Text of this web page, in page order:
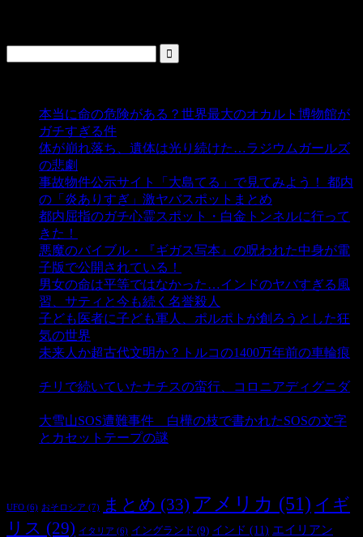
本当に命の危険がある？世界最大のオカルト博物館が
ガチすぎる件
体が崩れ落ち、遺体は光り続けた…ラジウムガールズ
の悲劇
事故物件公示サイト「大島てる」で見てみよう！ 都内
の「炎ありすぎ」激ヤバスポットまとめ
都内屈指のガチ心霊スポット・白金トンネルに行って
きた！
悪魔のバイブル・『ギガス写本』の呪われた中身が電
子版で公開されている！
男女の命は平等ではなかった…インドのヤバすぎる風
習、サティと今も続く名誉殺人
子ども医者に子ども軍人、ポルポトが創ろうとした狂
気の世界
未来人か超古代文明か？トルコの1400万年前の車輪痕
チリで続いていたナチスの蛮行、コロニアディグニダ
大雪山SOS遭難事件 白樺の枝で書かれたSOSの文字
とカセットテープの謎
UFO (6) おそロシア (7) まとめ (33) アメリカ (51) イギ
リス (29) イタリア (6) イングランド (9) インド (11) エイリアン